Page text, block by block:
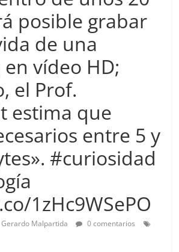
posible grabar
de una
vídeo HD;
el Prof.
estima que
entre 5 y
#curiosidad
1zHc9WSePO
Gerardo Malpartida
0 comentarios